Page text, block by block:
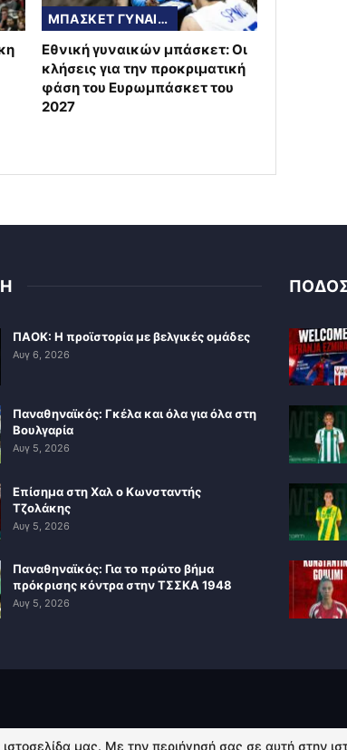
ΜΠΑΣΚΕΤ ΓΥΝΑΙΚΩΝ
Εθνική γυναικών μπάσκετ: Οι
κλήσεις για την προκριματική
φάση του Ευρωμπάσκετ του
2027
ΠΑΟΚ: Η προϊστορία με βελγικές ομάδες
Αυγ 6, 2026
Παναθηναϊκός: Γκέλα και όλα για όλα στη
Βουλγαρία
Αυγ 5, 2026
Επίσημα στη Χαλ ο Κωνσταντής
Τζολάκης
Αυγ 5, 2026
Παναθηναϊκός: Για το πρώτο βήμα
πρόκρισης κόντρα στην ΤΣΣΚΑ 1948
Αυγ 5, 2026
μας. Με την περιήγησή σας σε αυτή στην